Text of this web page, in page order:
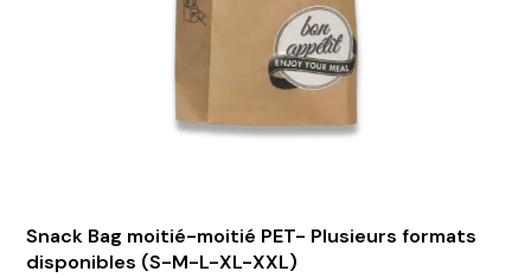
Snack Bag moitié-moitié PET- Plusieurs formats
disponibles (S-M-L-XL-XXL)